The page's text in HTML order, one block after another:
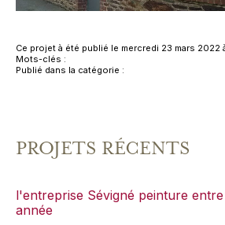
Ce projet à été publié le mercredi 23 mars 2022
Mots-clés :
Publié dans la catégorie :
PROJETS RÉCENTS
l'entreprise Sévigné peinture entre
année